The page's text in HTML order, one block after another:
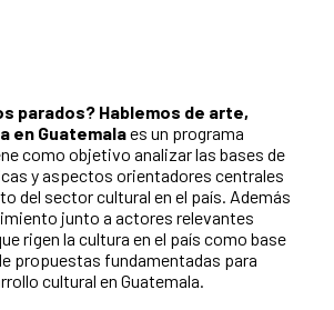
parados? Hablemos de arte,
en Guatemalaes un programa
como objetivo analizar las bases de
y aspectos orientadores centrales
del sector cultural en el país. Además
junto a actores relevantes
rigen la cultura en el país como base
propuestas fundamentadas para
cultural en Guatemala.